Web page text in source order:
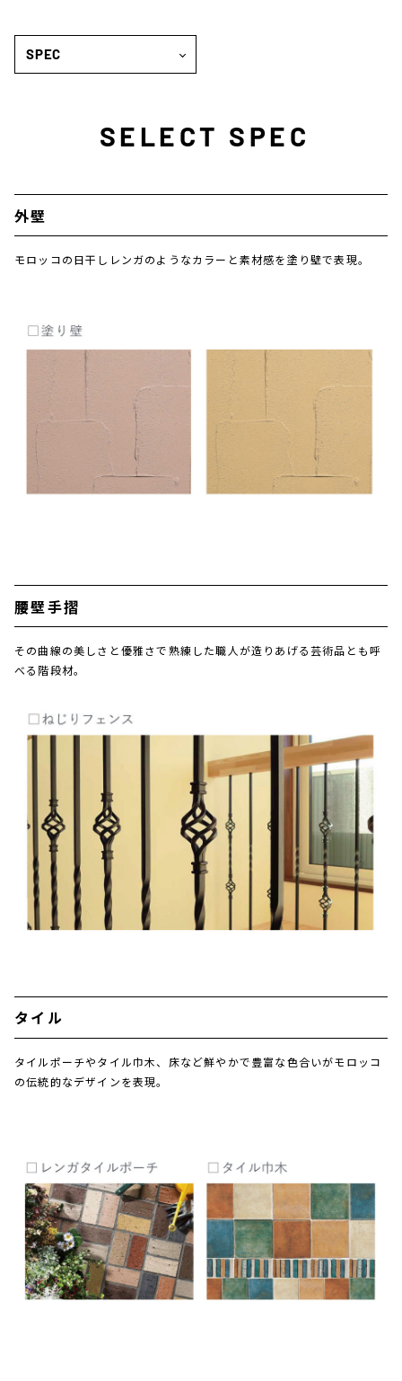
SPEC
SELECT SPEC
外壁
モロッコの日干しレンガのようなカラーと素材感を塗り壁で表現。
腰壁手摺
その曲線の美しさと優雅さで熟練した職人が造りあげる芸術品とも呼
べる階段材。
タイル
タイルポーチやタイル巾木、床など鮮やかで豊富な色合いがモロッコ
の伝統的なデザインを表現。